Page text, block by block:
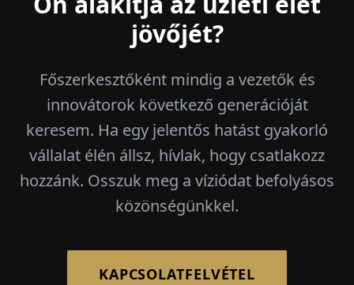
jövőjét?
Főszerkesztőként mindig a vezetők és
innovátorok következő generációját
keresem. Ha egy jelentős hatást gyakorló
vállalat élén állsz, hívlak, hogy csatlakozz
hozzánk. Osszuk meg a víziódat befolyásos
közönségünkkel.
KAPCSOLATFELVÉTEL